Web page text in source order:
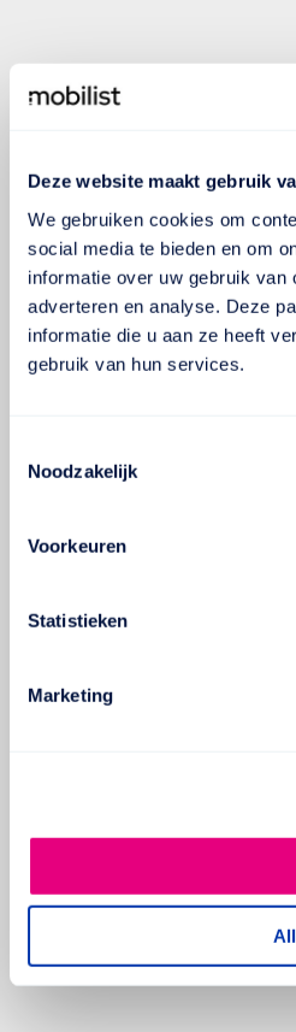
Deze website maakt gebruik
We gebruiken cookies om
social media te bieden en om
informatie over uw gebruik
adverteren en analyse. Deze
informatie die u aan ze heeft
gebruik van hun services.
Noodzakelijk
Voorkeuren
Statistieken
Marketing